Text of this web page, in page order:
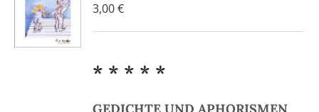
3,00€
* * * * *
GEDICHTE UND APHORISMEN